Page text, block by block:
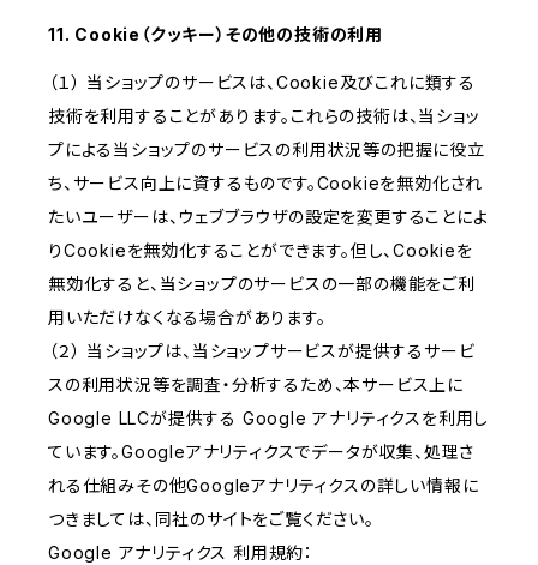
11. Cookie（クッキー）その他の技術の利用
（１） 当ショップのサービスは、Cookie及びこれに類する
技術を利用することがあります。これらの技術は、当ショッ
プによる当ショップのサービスの利用状況等の把握に役立
ち、サービス向上に資するものです。Cookieを無効化され
たいユーザーは、ウェブブラウザの設定を変更することによ
りCookieを無効化することができます。但し、Cookieを
無効化すると、当ショップのサービスの一部の機能をご利
用いただけなくなる場合があります。
（２） 当ショップは、当ショップサービスが提供するサービ
スの利用状況等を調査・分析するため、本サービス上に
Google LLCが提供する Google アナリティクスを利用し
ています。Googleアナリティクスでデータが収集、処理さ
れる仕組みその他Googleアナリティクスの詳しい情報に
つきましては、同社のサイトをご覧ください。
Google アナリティクス 利用規約：